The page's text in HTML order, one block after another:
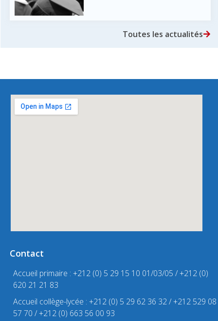
Toutes les actualités
Contact
Accueil primaire : +212 (0) 5 29 15 10 01/03/05 / +212 (0)
620 21 21 83
Accueil collège-lycée : +212 (0) 5 29 62 36 32 / +212 529 08
57 70 / +212 (0) 663 56 00 93